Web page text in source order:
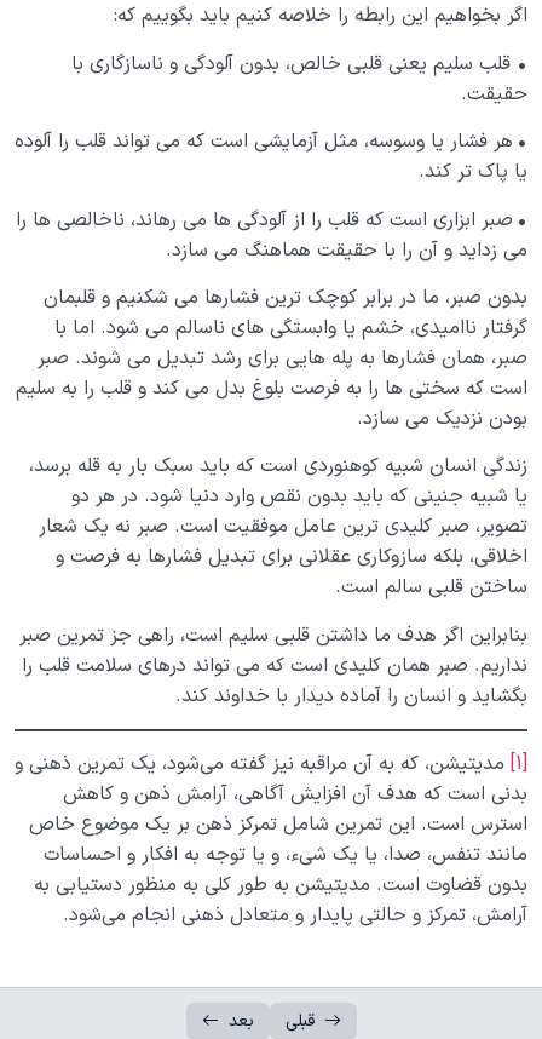
اگر بخواهیم این رابطه را خلاصه کنیم باید بگوییم که:
• قلب سلیم یعنی قلبی خالص، بدون آلودگی و ناسازگاری با
حقیقت.
• هر فشار یا وسوسه، مثل آزمایشی است که می تواند قلب را آلوده
یا پاک تر کند.
• صبر ابزاری است که قلب را از آلودگی ها می رهاند، ناخالصی ها را
می زداید و آن را با حقیقت هماهنگ می سازد.
بدون صبر، ما در برابر کوچک ترین فشارها می شکنیم و قلبمان
گرفتار ناامیدی، خشم یا وابستگی های ناسالم می شود. اما با
صبر، همان فشارها به پله هایی برای رشد تبدیل می شوند. صبر
است که سختی ها را به فرصت بلوغ بدل می کند و قلب را به سلیم
بودن نزدیک می سازد.
زندگی انسان شبیه کوهنوردی است که باید سبک بار به قله برسد،
یا شبیه جنینی که باید بدون نقص وارد دنیا شود. در هر دو
تصویر، صبر کلیدی ترین عامل موفقیت است. صبر نه یک شعار
اخلاقی، بلکه سازوکاری عقلانی برای تبدیل فشارها به فرصت و
ساختن قلبی سالم است.
بنابراین اگر هدف ما داشتن قلبی سلیم است، راهی جز تمرین صبر
نداریم. صبر همان کلیدی است که می تواند درهای سلامت قلب را
بگشاید و انسان را آماده دیدار با خداوند کند.
[1]
مدیتیشن، که به آن مراقبه نیز گفته می‌شود، یک تمرین ذهنی و
بدنی است که هدف آن افزایش آگاهی، آرامش ذهن و کاهش
استرس است. این تمرین شامل تمرکز ذهن بر یک موضوع خاص
مانند تنفس، صدا، یا یک شیء، و یا توجه به افکار و احساسات
بدون قضاوت است. مدیتیشن به طور کلی به منظور دستیابی به
آرامش، تمرکز و حالتی پایدار و متعادل ذهنی انجام می‌شود.
قبلی بعد